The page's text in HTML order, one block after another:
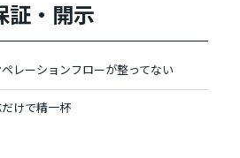
証・開示
レーションフローが整ってない
けで精一杯